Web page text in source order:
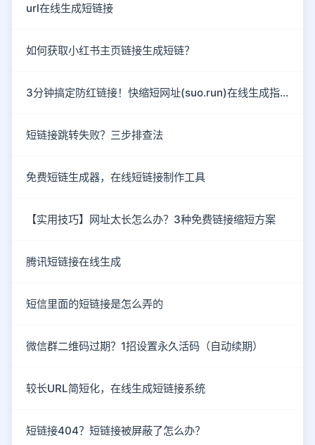
url在线生成短链接
如何获取小红书主页链接生成短链？
3分钟搞定防红链接！快缩短网址(suo.run)在线生成指南
短链接跳转失败？三步排查法
免费短链生成器，在线短链接制作工具
【实用技巧】网址太长怎么办？3种免费链接缩短方案
腾讯短链接在线生成
短信里面的短链接是怎么弄的
微信群二维码过期？1招设置永久活码（自动续期）
较长URL简短化，在线生成短链接系统
短链接404？短链接被屏蔽了怎么办？